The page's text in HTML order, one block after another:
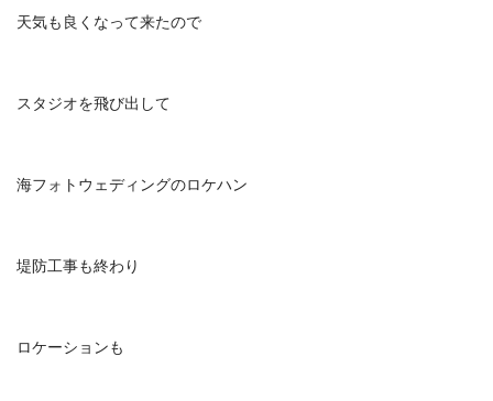
天気も良くなって来たので
スタジオを飛び出して
海フォトウェディングのロケハン
堤防工事も終わり
ロケーションも